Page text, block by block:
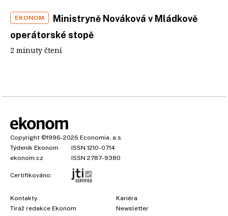
EKONOM
Ministryně Nováková v Mládkově
operátorské stopě
2 minuty čtení
Copyright ©1996-2026 Economia, a.s.
Týdeník Ekonom
ISSN 1210-0714
ekonom.cz
ISSN 2787-9380
Certifikováno:
Kontakty
Tiráž redakce Ekonom
Kariéra
Newsletter